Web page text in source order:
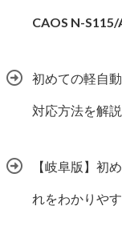
CAOS N-
初めての軽自
対応方法を解
【岐阜版】初
れをわかりや